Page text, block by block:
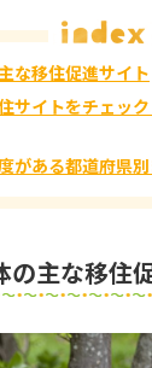
な移住促進サイト
サイトをチェッ
がある都道府県
の主な移住